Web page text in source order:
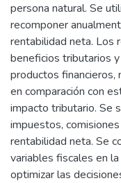
persona natural. Se
recomponer
rentabilidad neta. Los
beneficios tributarios
productos
en comparación con
impacto tributario. Se
impuestos,
rentabilidad neta. Se
variables fiscales en
optimizar las